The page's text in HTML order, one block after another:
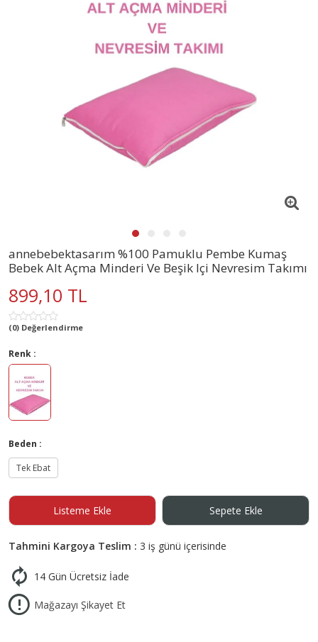
annebebektasarım %100 Pamuklu Pembe Kumaş
Bebek Alt Açma Minderi Ve Beşik Içi Nevresim Takımı
899,10 TL
(0) Değerlendirme
Renk :
Beden :
Tek Ebat
Listeme Ekle Sepete Ekle
Tahmini Kargoya Teslim : 3 iş günü içerisinde
14 Gün Ücretsiz İade
Mağazayı Şikayet Et